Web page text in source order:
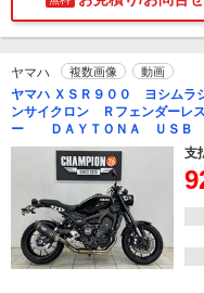
ヤマハ 複数画像 動画
ヤマハ ＸＳＲ９００ ヨシムラ
ンサイクロン Ｒフェンダーレ
ー ＤＡＹＴＯＮＡ ＵＳＢ
支